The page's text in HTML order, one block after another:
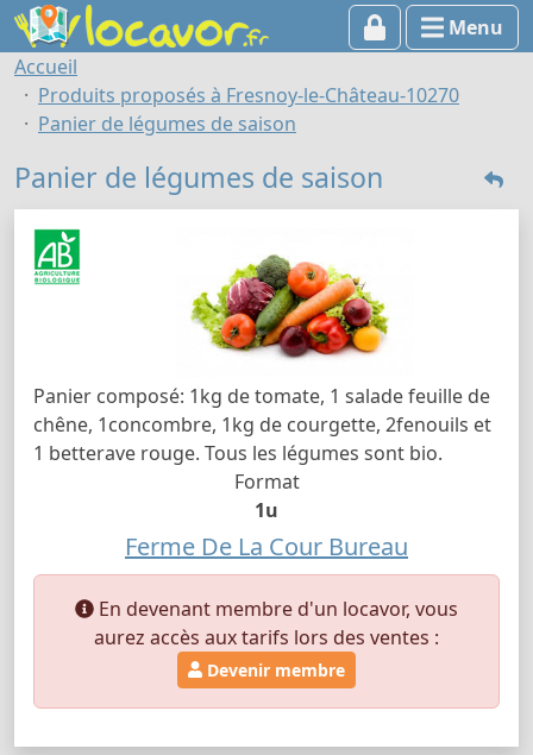
Menu
Accueil
Produits proposés à Fresnoy-le-Château-10270
Panier de légumes de saison
Panier de légumes de saison
Panier composé: 1kg de tomate, 1 salade feuille de
chêne, 1concombre, 1kg de courgette, 2fenouils et
1 betterave rouge. Tous les légumes sont bio.
Format
1u
Ferme De La Cour Bureau
En devenant membre d'un locavor, vous
aurez accès aux tarifs lors des ventes :
Devenir membre